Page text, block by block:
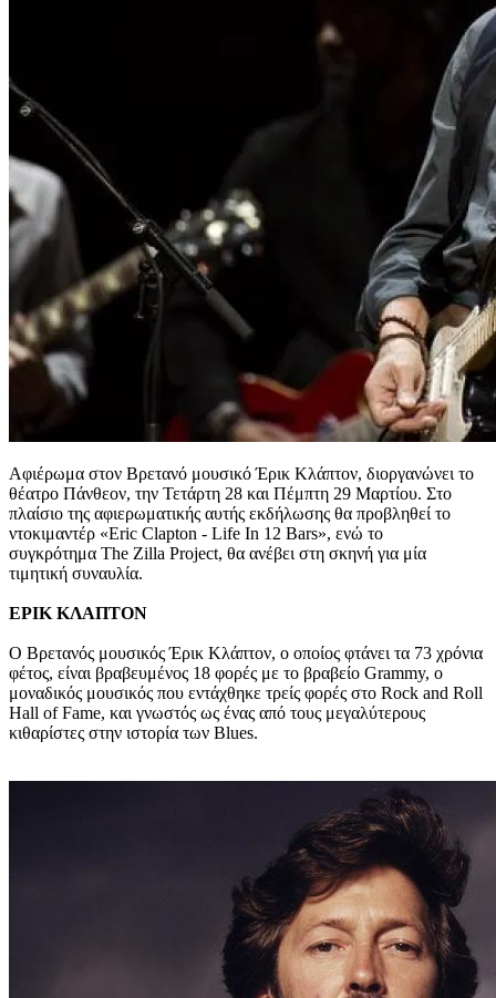
Αφιέρωμα στον Βρετανό μουσικό Έρικ Κλάπτον, διοργανώνει το
θέατρο Πάνθεον, την Τετάρτη 28 και Πέμπτη 29 Μαρτίου. Στο
πλαίσιο της αφιερωματικής αυτής εκδήλωσης θα προβληθεί το
ντοκιμαντέρ «Eric Clapton - Life In 12 Bars», ενώ το
συγκρότημα The Zilla Project, θα ανέβει στη σκηνή για μία
τιμητική συναυλία.
ΕΡΙΚ ΚΛΑΠΤΟΝ
Ο Βρετανός μουσικός Έρικ Κλάπτον, ο οποίος φτάνει τα 73 χρόνια
φέτος, είναι βραβευμένος 18 φορές με το βραβείο Grammy, ο
μοναδικός μουσικός που εντάχθηκε τρείς φορές στο Rock and Roll
Hall of Fame, και γνωστός ως ένας από τους μεγαλύτερους
κιθαρίστες στην ιστορία των Blues.